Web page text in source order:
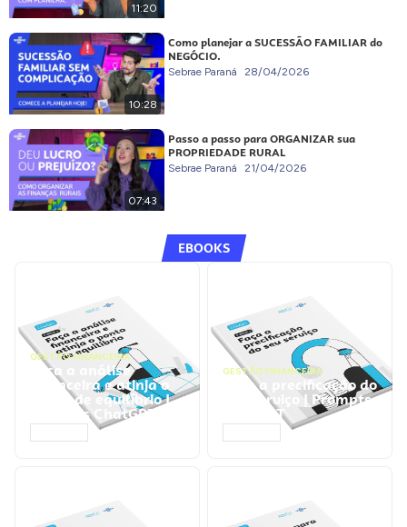
11:20
10:28
Como planejar a SUCESSÃO FAMILIAR do
NEGÓCIO.
Sebrae Paraná 28/04/2026
07:43
Passo a passo para ORGANIZAR sua
PROPRIEDADE RURAL
Sebrae Paraná 21/04/2026
EBOOKS
GESTÃO FINANCEIRA
Faça a análise
financeira e atinja o
ponto de equilíbrio |
Prompts ChatGPT
GESTÃO FINANCEIRA
Faça a precificação do
seu serviço | Prompts
ChatGPT